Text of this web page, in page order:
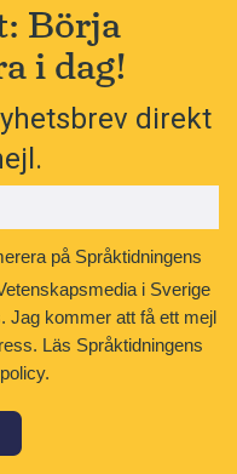
Börja
i dag!
direkt
på Språktidningens
i Sverige
Jag kommer att få ett mejl
Läs Språktidningens